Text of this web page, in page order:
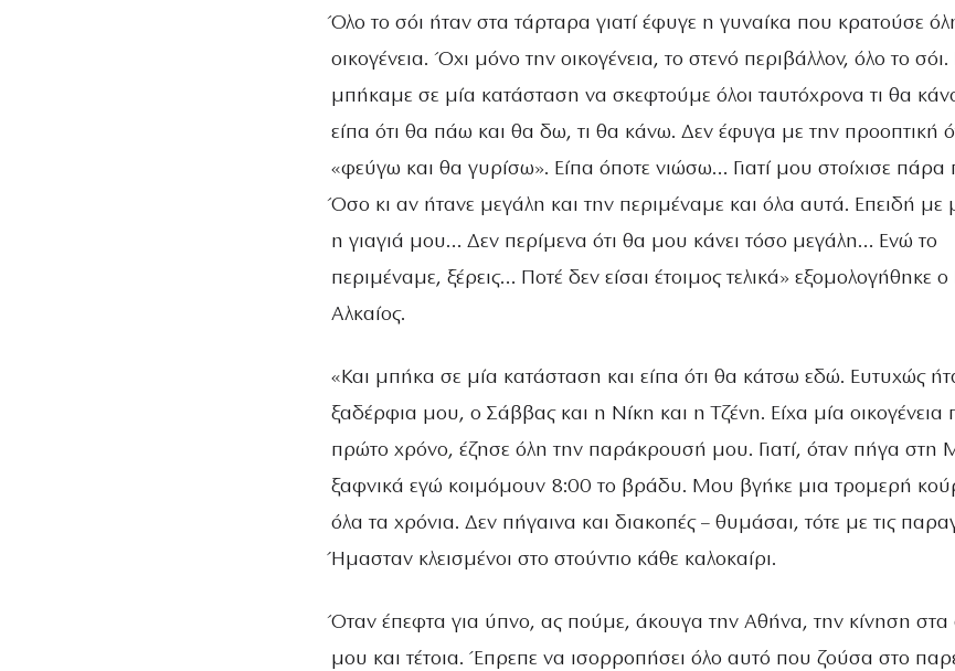
Όλο το σόι ήταν στα τάρταρα γιατί έφυγε η γυναίκα που κρατούσε
οικογένεια. Όχι μόνο την οικογένεια, το στενό περιβάλλον, όλο το σόι.
μπήκαμε σε μία κατάσταση να σκεφτούμε όλοι ταυτόχρονα τι θα
είπα ότι θα πάω και θα δω, τι θα κάνω. Δεν έφυγα με την προοπτική
«φεύγω και θα γυρίσω». Είπα όποτε νιώσω… Γιατί μου στοίχισε πάρα
Όσο κι αν ήτανε μεγάλη και την περιμέναμε και όλα αυτά. Επειδή με
η γιαγιά μου… Δεν περίμενα ότι θα μου κάνει τόσο μεγάλη… Ενώ το
περιμέναμε, ξέρεις… Ποτέ δεν είσαι έτοιμος τελικά» εξομολογήθηκε ο
Αλκαίος.
«Και μπήκα σε μία κατάσταση και είπα ότι θα κάτσω εδώ. Ευτυχώς
ξαδέρφια μου, ο Σάββας και η Νίκη και η Τζένη. Είχα μία οικογένεια
πρώτο χρόνο, έζησε όλη την παράκρουσή μου. Γιατί, όταν πήγα στη
ξαφνικά εγώ κοιμόμουν 8:00 το βράδυ. Μου βγήκε μια τρομερή
όλα τα χρόνια. Δεν πήγαινα και διακοπές – θυμάσαι, τότε με τις
Ήμασταν κλεισμένοι στο στούντιο κάθε καλοκαίρι.
Όταν έπεφτα για ύπνο, ας πούμε, άκουγα την Αθήνα, την κίνηση στα
μου και τέτοια. Έπρεπε να ισορροπήσει όλο αυτό που ζούσα στο